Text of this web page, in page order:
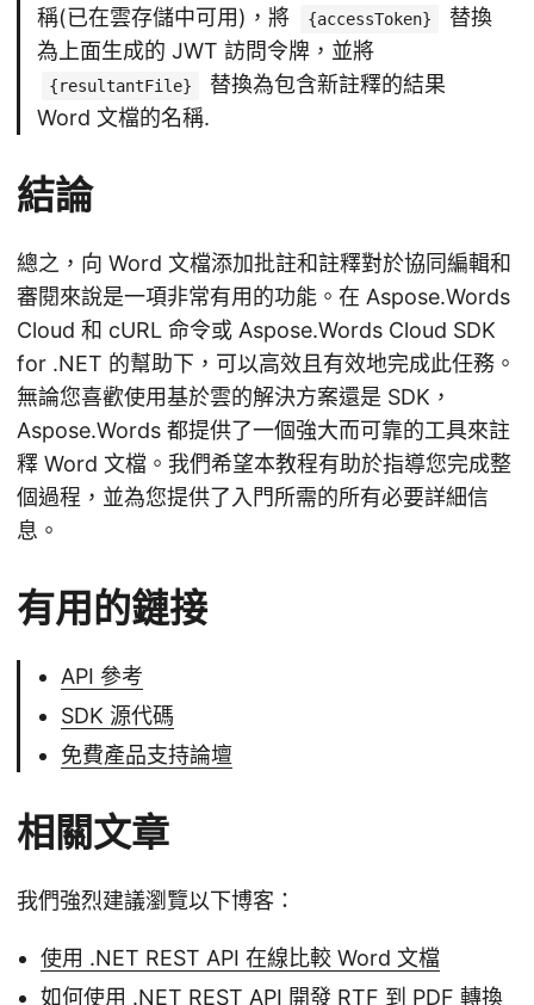
稱(已在雲存儲中可用)，將
{accessToken}
替換
為上面生成的 JWT 訪問令牌，並將
{resultantFile}
替換為包含新註釋的結果
Word 文檔的名稱.
結論
總之，向 Word 文檔添加批註和註釋對於協同編輯和
審閱來說是一項非常有用的功能。在 Aspose.Words
Cloud 和 cURL 命令或 Aspose.Words Cloud SDK
for .NET 的幫助下，可以高效且有效地完成此任務。
無論您喜歡使用基於雲的解決方案還是 SDK，
Aspose.Words 都提供了一個強大而可靠的工具來註
釋 Word 文檔。我們希望本教程有助於指導您完成整
個過程，並為您提供了入門所需的所有必要詳細信
息。
有用的鏈接
API 參考
SDK 源代碼
免費產品支持論壇
相關文章
我們強烈建議瀏覽以下博客：
使用 .NET REST API 在線比較 Word 文檔
如何使用 .NET REST API 開發 RTF 到 PDF 轉換